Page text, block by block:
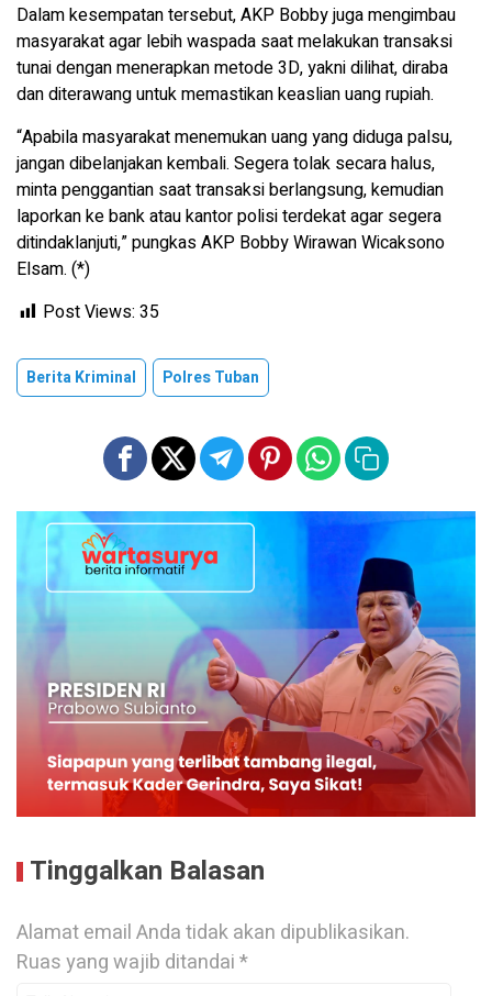
Dalam kesempatan tersebut, AKP Bobby juga mengimbau
masyarakat agar lebih waspada saat melakukan transaksi
tunai dengan menerapkan metode 3D, yakni dilihat, diraba
dan diterawang untuk memastikan keaslian uang rupiah.
“Apabila masyarakat menemukan uang yang diduga palsu,
jangan dibelanjakan kembali. Segera tolak secara halus,
minta penggantian saat transaksi berlangsung, kemudian
laporkan ke bank atau kantor polisi terdekat agar segera
ditindaklanjuti,” pungkas AKP Bobby Wirawan Wicaksono
Elsam. (*)
Post Views: 35
Berita Kriminal Polres Tuban
Tinggalkan Balasan
Alamat email Anda tidak akan dipublikasikan.
Ruas yang wajib ditandai*